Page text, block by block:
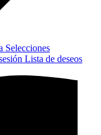
Selecciones
Lista de deseos